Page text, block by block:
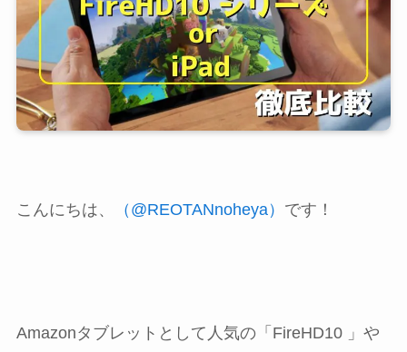
こんにちは、 （@REOTANnoheya） です！
Amazonタブレットとして人気の「FireHD10 」や